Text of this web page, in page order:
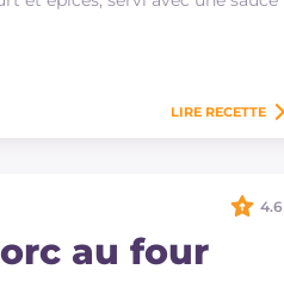
LIRE RECETTE
au four
4.6